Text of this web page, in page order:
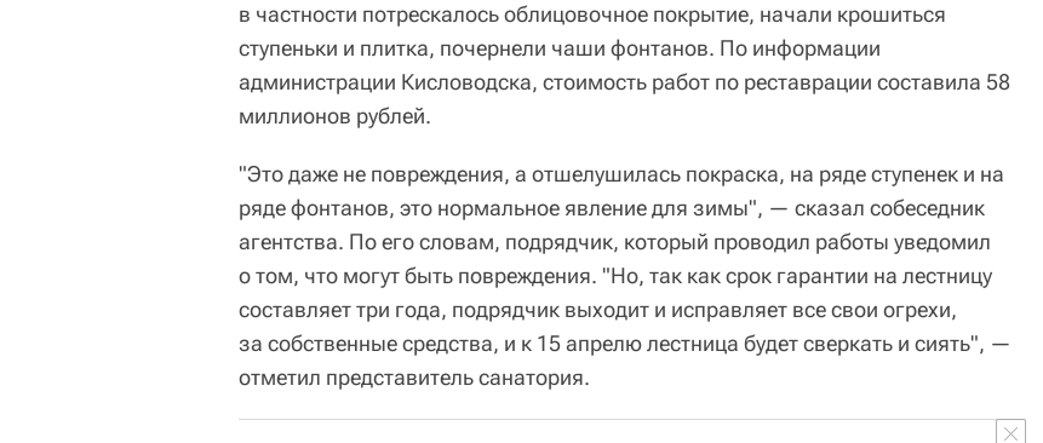
в частности потрескалось облицовочное покрытие, начали крошиться
ступеньки и плитка, почернели чаши фонтанов. По информации
администрации Кисловодска, стоимость работ по реставрации составила 58
миллионов рублей.
"Это даже не повреждения, а отшелушилась покраска, на ряде ступенек и на
ряде фонтанов, это нормальное явление для зимы", — сказал собеседник
агентства. По его словам, подрядчик, который проводил работы уведомил
о том, что могут быть повреждения. "Но, так как срок гарантии на лестницу
составляет три года, подрядчик выходит и исправляет все свои огрехи,
за собственные средства, и к 15 апрелю лестница будет сверкать и сиять", —
отметил представитель санатория.